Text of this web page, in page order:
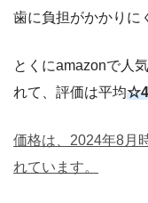
歯に負担がかかりに
とくにamazonで人
れて、評価は平均
価格は、2024年8月
れています。